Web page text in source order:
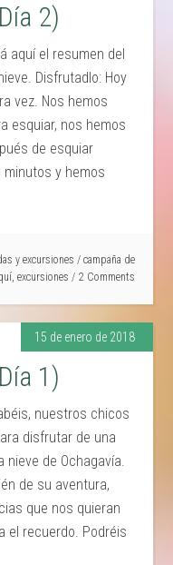
2)
aquí el resumen del
Disfrutadlo: Hoy
vez. Nos hemos
esquiar, nos hemos
de esquiar
y hemos
y excursiones / campaña de
, excursiones 2 Comments
15 de enero de 2018
1)
nuestros chicos
disfrutar de una
nieve de Ochagavía.
de su aventura,
que nos quieran
el recuerdo. Podréis